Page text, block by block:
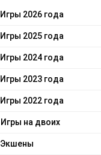
Игры 2026 года
Игры 2025 года
Игры 2024 года
Игры 2023 года
Игры 2022 года
Игры на двоих
Экшены